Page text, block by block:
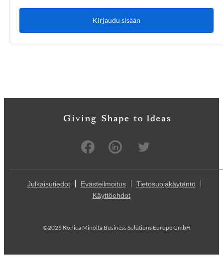
Kirjaudu sisään
Julkaisutiedot Evästeilmoitus
Tietosuojakäytäntö
Käyttöehdot
©2026 Konica Minolta Business Solutions Europe GmbH